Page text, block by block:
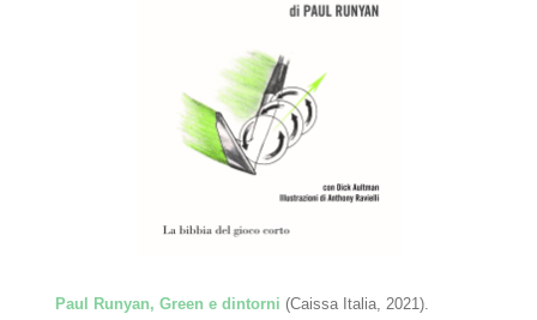
Paul Runyan, Green e dintorni (Caissa Italia, 2021).